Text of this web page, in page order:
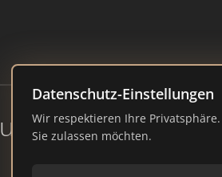
Datenschutz-Einstellungen
Wir respektieren Ihre
Sie zulassen möchten.
Sylvia Lampe